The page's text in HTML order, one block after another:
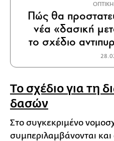
Πώς θα
νέα «δασική
το σχέδιο
Το σχέδιο για τη
δασών
Στο συγκεκριμένο
συμπεριλαμβάνονται και